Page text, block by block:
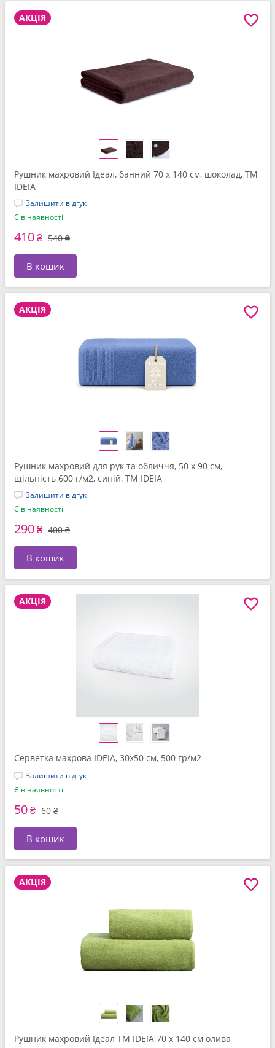
АКЦІЯ
Рушник махровий Ідеал, банний 70 x 140 см, шоколад, ТМ
IDEIA
Залишити відгук
Є в наявності
410₴ 540 ₴
В кошик
АКЦІЯ
Рушник махровий для рук та обличчя, 50 x 90 см,
щільність 600 г/м2, синій, ТМ IDEIA
Залишити відгук
Є в наявності
290₴ 400 ₴
В кошик
АКЦІЯ
Серветка махрова IDEIA, 30x50 см, 500 гр/м2
Залишити відгук
Є в наявності
50₴ 60 ₴
В кошик
АКЦІЯ
Рушник махровий Ідеал TM IDEIA 70 x 140 см олива